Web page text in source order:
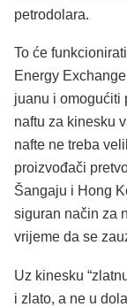
petrodolara.
To će
Energy
juanu i omogućiti
naftu za kinesku
nafte ne treba
proizvođači
Šangaju i Hong
siguran način za
vrijeme da se
Uz kinesku
i zlato, a ne u